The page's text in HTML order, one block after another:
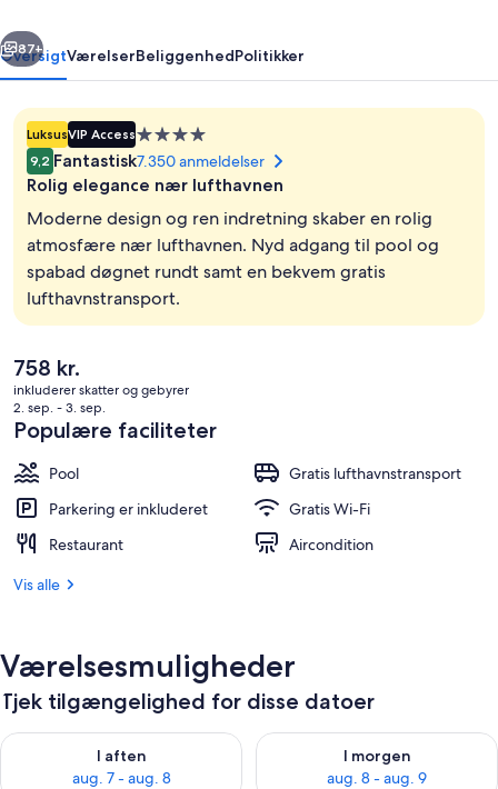
Næste
87+
OversigtVærelserBeliggenhedPolitikker
LuksusVIP AccessOvernatningssted
med
4.0
9,2 Fantastisk7.350 anmeldelser
Rolig elegance nær lufthavnen
Moderne design og ren indretning skaber en rolig
atmosfære nær lufthavnen. Nyd adgang til pool og
spabad døgnet rundt samt en bekvem gratis
lufthavnstransport.
Den
nuværende
pris
er
758 kr.
758 kr.
inkluderer skatter og gebyrer
2. sep. - 3. sep.
Populære faciliteter
Pool
Gratis lufthavnstransport
Parkering er inkluderet
Gratis Wi-Fi
Restaurant
Aircondition
Vis alle
Værelsesmuligheder
Tjek tilgængelighed for disse datoer
I aften
aug. 7 - aug. 8
Tjek tilgængelighed for i aften aug. 7 - aug. 8
I morgen
aug. 8 - aug. 9
Tjek tilgængelighed for i